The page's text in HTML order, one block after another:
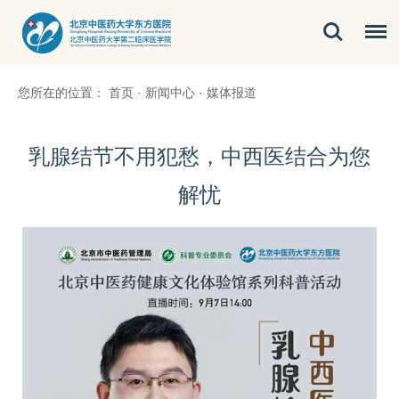
您所在的位置： 首页 · 新闻中心 · 媒体报道
乳腺结节不用犯愁，中西医结合为您
解忧